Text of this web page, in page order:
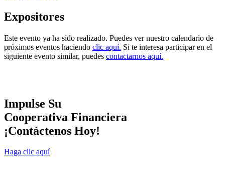
Expositores
Este evento ya ha sido realizado. Puedes ver nuestro calendario de
próximos eventos haciendo clic aquí. Si te interesa participar en el
siguiente evento similar, puedes contactarnos aquí.
Impulse Su
Cooperativa Financiera
¡Contáctenos Hoy!
Haga clic aquí